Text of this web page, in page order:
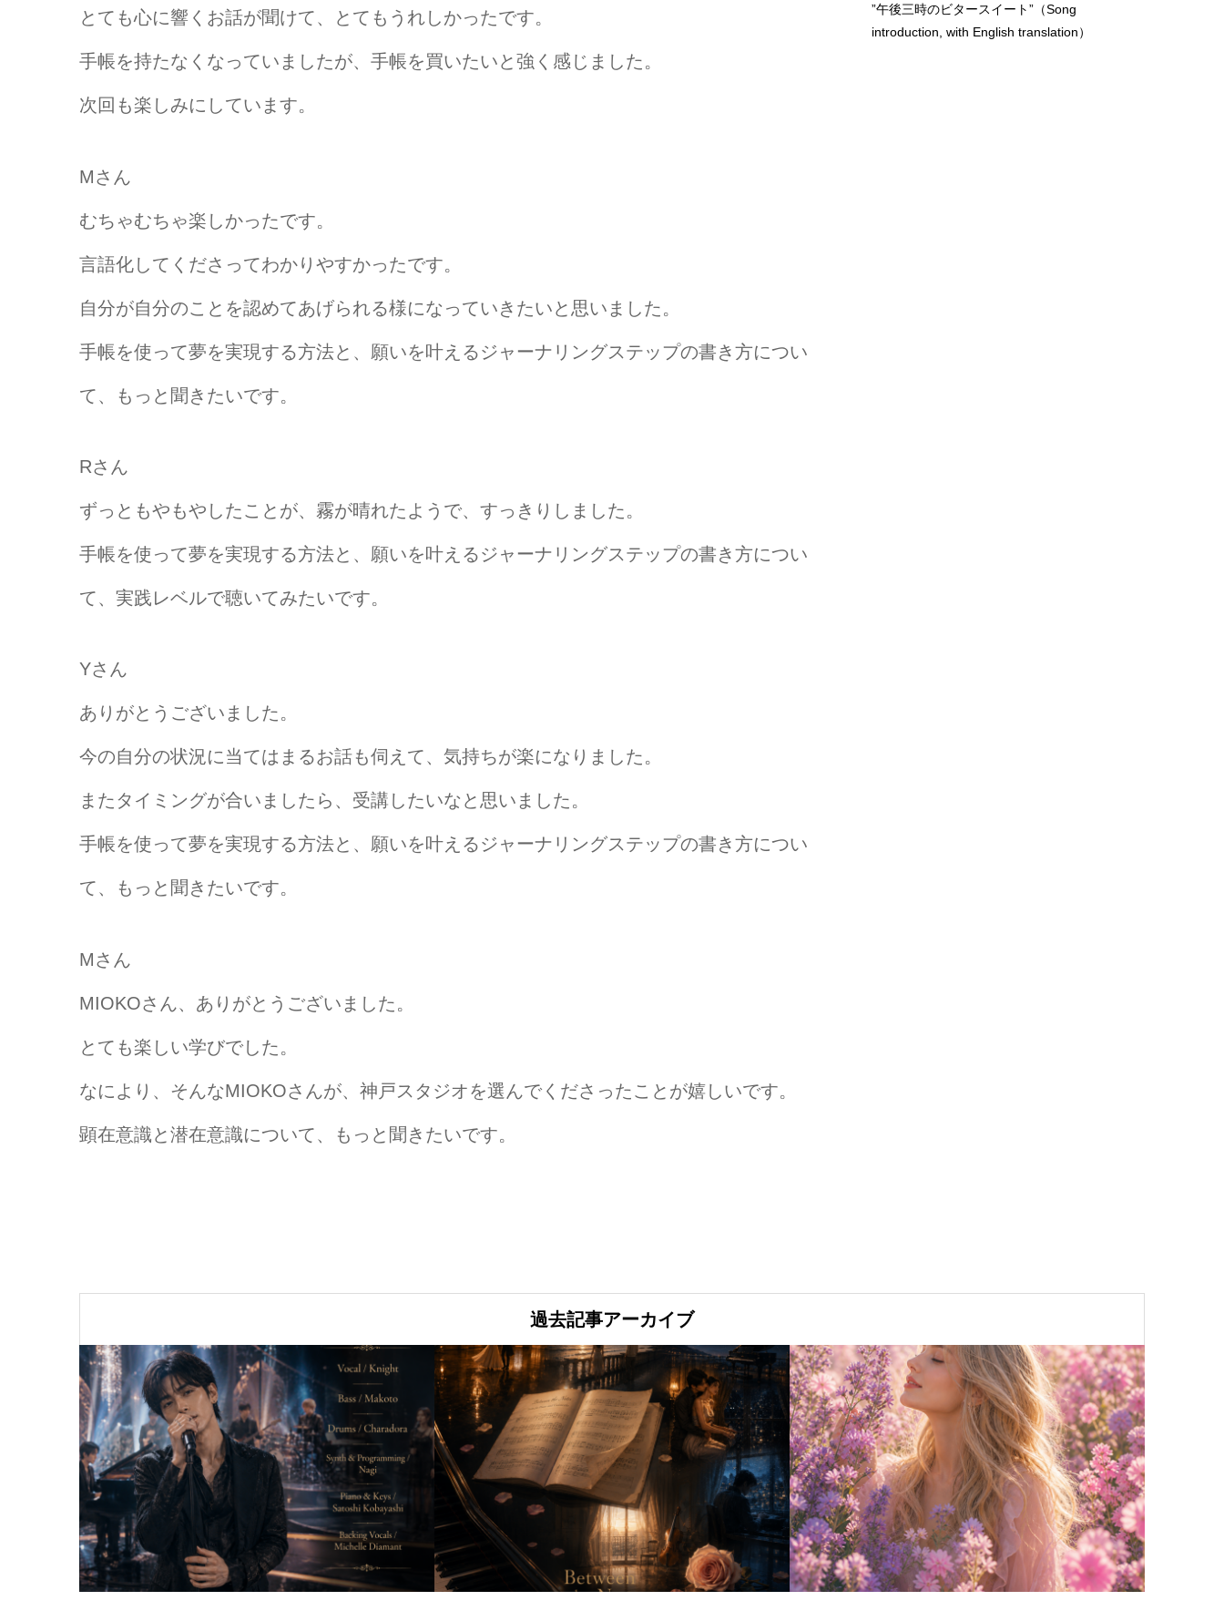
とても心に響くお話が聞けて、とてもうれしかったです。
手帳を持たなくなっていましたが、手帳を買いたいと強く感じました。
次回も楽しみにしています。
Mさん
むちゃむちゃ楽しかったです。
言語化してくださってわかりやすかったです。
自分が自分のことを認めてあげられる様になっていきたいと思いました。
手帳を使って夢を実現する方法と、願いを叶えるジャーナリングステップの書き方につい
て、もっと聞きたいです。
Rさん
ずっともやもやしたことが、霧が晴れたようで、すっきりしました。
手帳を使って夢を実現する方法と、願いを叶えるジャーナリングステップの書き方につい
て、実践レベルで聴いてみたいです。
Yさん
ありがとうございました。
今の自分の状況に当てはまるお話も伺えて、気持ちが楽になりました。
またタイミングが合いましたら、受講したいなと思いました。
手帳を使って夢を実現する方法と、願いを叶えるジャーナリングステップの書き方につい
て、もっと聞きたいです。
Mさん
MIOKOさん、ありがとうございました。
とても楽しい学びでした。
なにより、そんなMIOKOさんが、神戸スタジオを選んでくださったことが嬉しいです。
顕在意識と潜在意識について、もっと聞きたいです。
”午後三時のビタースイート”（Song
introduction, with English translation）
過去記事アーカイブ